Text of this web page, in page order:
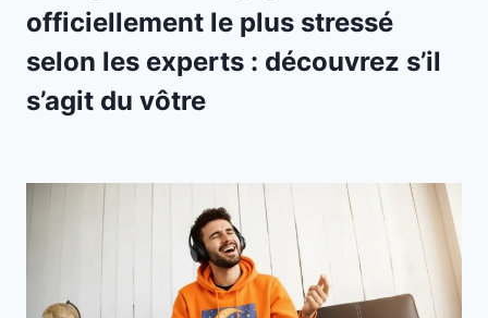
officiellement le plus stressé
selon les experts : découvrez s’il
s’agit du vôtre